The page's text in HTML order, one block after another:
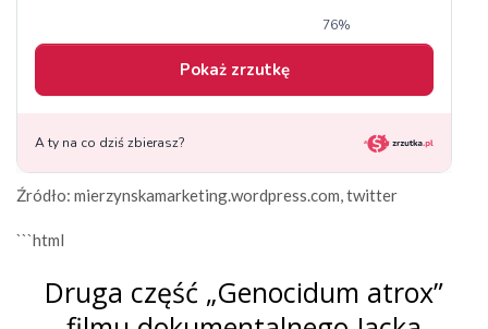
Źródło: mierzynskamarketing.wordpress.com, twitter
```html
Druga część „Genocidum atrox”